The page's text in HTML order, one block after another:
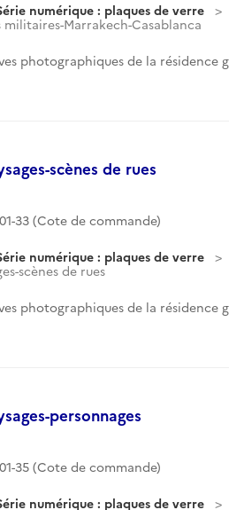
numérique : plaques de verre
Marrakech-Casablanca
photographiques de la résidence
scènes de rues
33 (Cote de commande)
numérique : plaques de verre
scènes de rues
photographiques de la résidence
personnages
35 (Cote de commande)
numérique : plaques de verre